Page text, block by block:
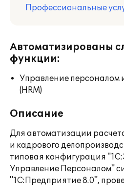
Профессиональные
Автоматизированы
функции:
Управление персоналом
(HRM)
Описание
Для автоматизации
и кадрового
типовая конфигурация
Управление Персоналом"
"1С:Предприятие 8.0",